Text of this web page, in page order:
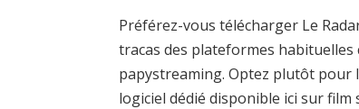
Préférez-vous télécharger Le
tracas des plateformes
papystreaming. Optez plutôt pour
logiciel dédié disponible ici sur film